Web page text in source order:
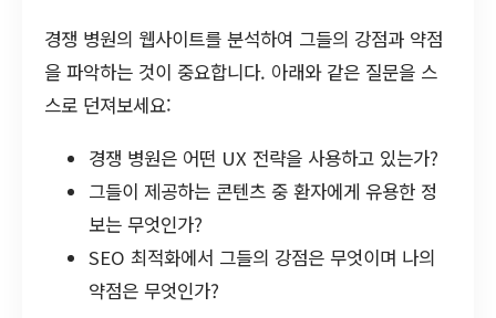
경쟁 병원의 웹사이트를 분석하여 그들의 강점과 약점
을 파악하는 것이 중요합니다. 아래와 같은 질문을 스
스로 던져보세요:
경쟁 병원은 어떤 UX 전략을 사용하고 있는가?
그들이 제공하는 콘텐츠 중 환자에게 유용한 정
보는 무엇인가?
SEO 최적화에서 그들의 강점은 무엇이며 나의
약점은 무엇인가?